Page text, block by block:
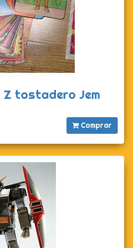
tostadero Jem
Comprar